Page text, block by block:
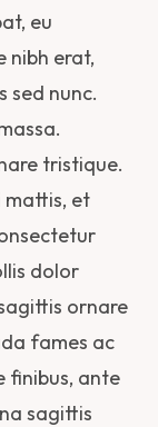
eu
nibh erat,
sed nunc.
tristique.
mattis, et
dolor
ornare
fames ac
finibus, ante
sagittis